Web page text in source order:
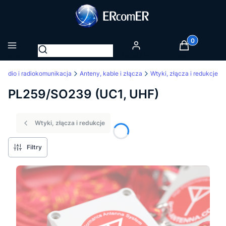
Otwórz wyszukiwarkę Produkty w
i radiokomunikacja Anteny, kable i złącza Wtyki, złącza i redukcje
PL259/SO239 (UC1, UHF)
Wtyki, złącza i redukcje
Filtry